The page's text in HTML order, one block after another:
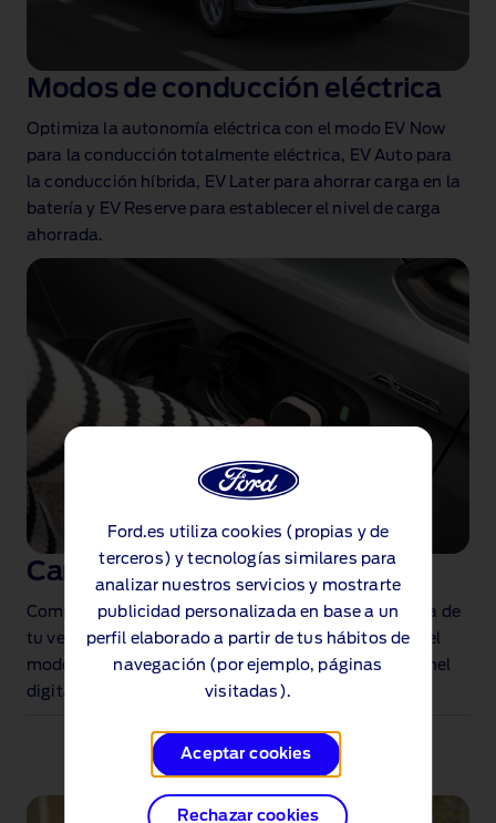
Ford.es utiliza cookies (propias y de
terceros) y tecnologías similares para
analizar nuestros servicios y mostrarte
publicidad personalizada en base a un
perfil elaborado a partir de tus hábitos de
navegación (por ejemplo, páginas
visitadas).
Aceptar cookies
Rechazar cookies
Modos de conducción eléctrica
Optimiza la autonomía eléctrica con el modo EV Now
para la conducción totalmente eléctrica, EV Auto para
la conducción híbrida, EV Later para ahorrar carga en la
batería y EV Reserve para establecer el nivel de carga
ahorrada.
Carga conectada
Comprueba el nivel de la batería y el estado de carga de
tu vehículo con la aplicación FordPass™. Controla el
modo eléctrico del vehículo y la autonomía en el panel
digital.